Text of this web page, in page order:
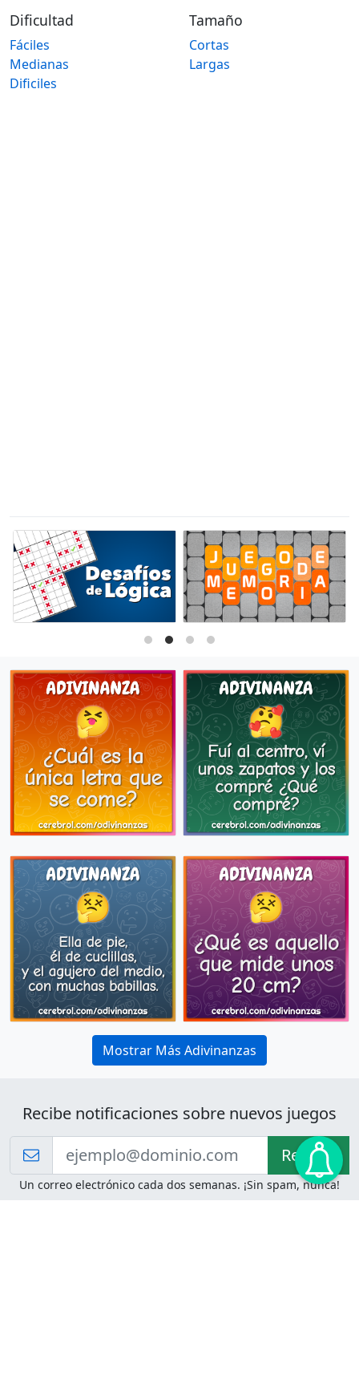
Dificultad
Fáciles
Medianas
Dificiles
Tamaño
Cortas
Largas
Mostrar Más Adivinanzas
Recibe notificaciones sobre nuevos juegos
Recibir!
Un correo electrónico cada dos semanas. ¡Sin spam, nunca!